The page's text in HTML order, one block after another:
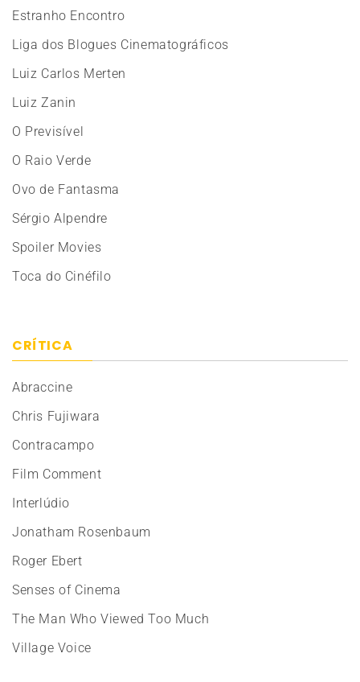
Estranho Encontro
Liga dos Blogues Cinematográficos
Luiz Carlos Merten
Luiz Zanin
O Previsível
O Raio Verde
Ovo de Fantasma
Sérgio Alpendre
Spoiler Movies
Toca do Cinéfilo
CRÍTICA
Abraccine
Chris Fujiwara
Contracampo
Film Comment
Interlúdio
Jonatham Rosenbaum
Roger Ebert
Senses of Cinema
The Man Who Viewed Too Much
Village Voice